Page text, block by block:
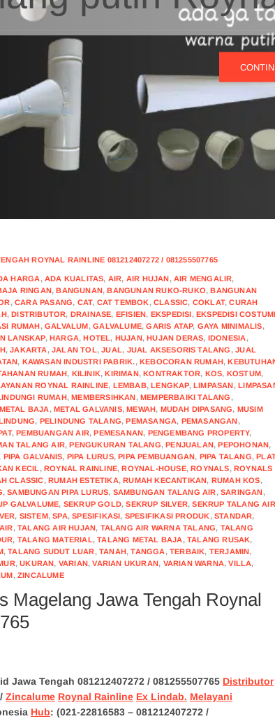
ROYNAL RAINLINE 081212407272 / 081255507765
HARGA, ADA KUALITAS, AIR, AIR HUJAN, AIR MENGALIR,
RINGAN,BANGUNAN,BANGUNAN RUKO-RUKO,BANGUNAN
, CARA PASANG, CAT, CAT TEMBOK, CLASSIC, COKLAT,CURAH
,DISTRIBUTOR, DRAINASE, EFISIEN, EKSPEDISI, EKSPEDISI
RUMAH,GALVALUM,GALVALUME,GARIS ATAP, GAYA MINIMALIS,
LANSKAP,HARGA,HOTEL, HUJAN,HUJAN DERAS, IDONESIA,
,JAKARTA,JALAN TOL,JUAL, JUAL AKSESORIS TALANG ,JUAL
, KAWASAN INDUSTRI PABRIK., KEBOCORAN RUMAH,
RUMAH, KILINIK,KIRIMAN,KONTRAKTOR, KOS, KOSTUM,
ROYNAL RAINLINE, LEMBAB,LENGKAP,LIMPASAN,
RUMAH,MEMBERSIHKAN,MEMPERBAIKI TALANG ,
METAL BAJA,METAL GALVANIS,MEWAH, MUDAH DIPASANG, MUSIM
, PELINDUNG TALANG,PEMASANGA, PEMASANGAN,
,PEMBUANGAN AIR,PEMESANAN, PENGEMBANG PROPERTY,
TALANG AIR,PENGUKURAN TALANG,PENJUALAN,PEPOHONAN,
PIPA GALVANIS, PIPA LURUS,PIPA PEMBUANGAN, PIPA TALANG,
KECIL , ROYNAL RAINLINE,ROYNAL-HOUSE,ROYNALS, ROYNALS
CLASSIC,RUMAH ESTETIKA,RUMAH KECANTIKAN, RUMAH KOS,
,SAMBUNGAN PIPA LURUS, SAMBUNGAN TALANG AIR,SARINGAN,
GALVALUME, SEKRUP GOLD,SEKRUP SILVER,SEKRUP TALANG AIR
, SISTEM,SPA,SPESIFIKASI, SPESIFIKASI PRODUK, STANDAR,
,TALANG AIR HUJAN, TALANG AIR WARNA TALANG, TALANG
, TALANG MATERIAL,TALANG METAL BAJA,TALANG RUSAK,
,TALANG SUDUT LUAR,TANAH,TANGGA,TERBAIK, TERJAMIN,
,UKURAN, VARIAN,VARIAN UKURAN, VARIAN WARNA,VILLA,
,ZINCALUME
Magelang Jawa Tengah Roynal
Jawa Tengah 081212407272 / 081255507765 Distributor
/ Zincalume Roynal Rainline Ex Lindab. Melayani
Hub: (021-22816583 – 081212407272 /